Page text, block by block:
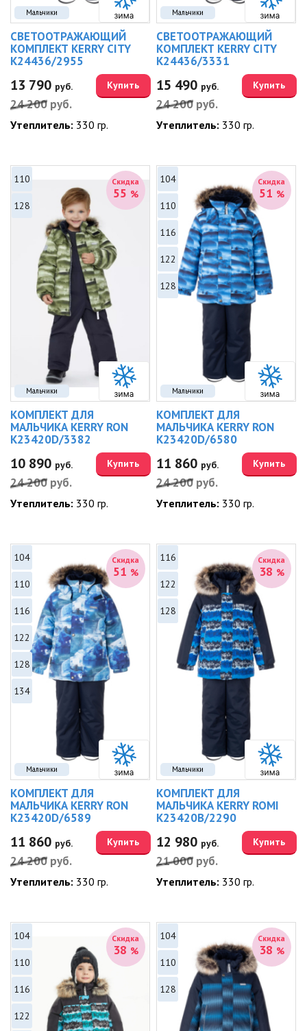
Мальчики
СВЕТООТРАЖАЮЩИЙ
КОМПЛЕКТ KERRY CITY
K24436/2955
13 790 руб.
24 200 руб.
Купить
Утеплитель: 330 гр.
Мальчики
СВЕТООТРАЖАЮЩИЙ
КОМПЛЕКТ KERRY CITY
K24436/3331
15 490 руб.
24 200 руб.
Купить
Утеплитель: 330 гр.
Мальчики
Скидка
55 %
110
128
КОМПЛЕКТ ДЛЯ
МАЛЬЧИКА KERRY RON
K23420D/3382
10 890 руб.
24 200 руб.
Купить
Утеплитель: 330 гр.
Мальчики
Скидка
51 %
104
110
116
122
128
КОМПЛЕКТ ДЛЯ
МАЛЬЧИКА KERRY RON
K23420D/6580
11 860 руб.
24 200 руб.
Купить
Утеплитель: 330 гр.
Мальчики
Скидка
51 %
104
110
116
122
128
134
КОМПЛЕКТ ДЛЯ
МАЛЬЧИКА KERRY RON
K23420D/6589
11 860 руб.
24 200 руб.
Купить
Утеплитель: 330 гр.
Мальчики
Скидка
38 %
116
122
128
КОМПЛЕКТ ДЛЯ
МАЛЬЧИКА KERRY ROMI
K23420B/2290
12 980 руб.
21 000 руб.
Купить
Утеплитель: 330 гр.
Скидка
38 %
104
110
116
122
Скидка
38 %
104
110
128